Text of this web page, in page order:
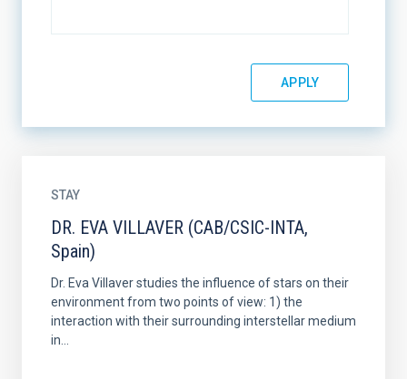
STAY
DR. EVA VILLAVER (CAB/CSIC-INTA,
Spain)
Dr. Eva Villaver studies the influence of stars on their
environment from two points of view: 1) the
interaction with their surrounding interstellar medium
in...